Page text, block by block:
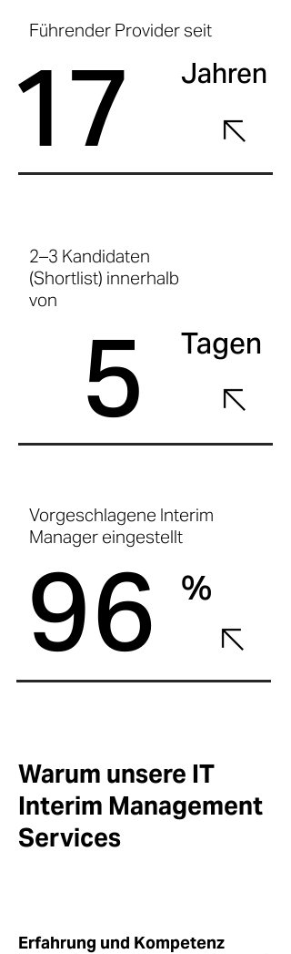
Führender Provider seit
17 Jahren
2–3 Kandidaten
(Shortlist) innerhalb
von
5 Tagen
Vorgeschlagene Interim
Manager eingestellt
96 %
Warum unsere IT
Interim Management
Services
Erfahrung und Kompetenz